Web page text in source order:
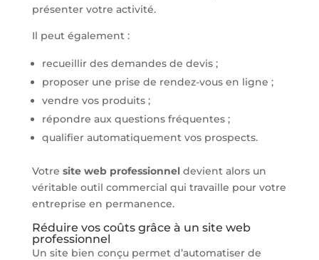
présenter votre activité.
Il peut également :
recueillir des demandes de devis ;
proposer une prise de rendez-vous en ligne ;
vendre vos produits ;
répondre aux questions fréquentes ;
qualifier automatiquement vos prospects.
Votre site web professionneldevient alors un
véritable outil commercial qui travaille pour votre
entreprise en permanence.
Réduire vos coûts grâce à un site web
professionnel
Un site bien conçu permet d’automatiser de